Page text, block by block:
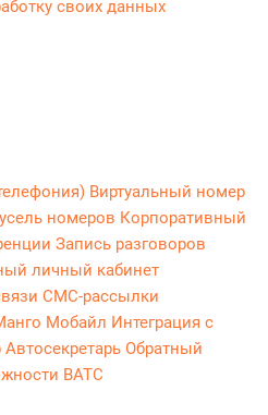
своих данных
Виртуальный номер
номеров Корпоративный
Запись разговоров
личный кабинет
СМС-рассылки
Мобайл Интеграция с
Автосекретарь Обратный
ВАТС